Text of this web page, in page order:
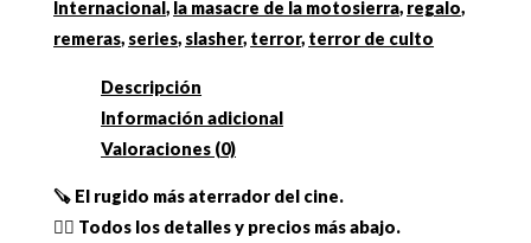
Values"
Internacional, la masacre de la motosierra, regalo,
remeras, series, slasher, terror, terror de culto
Descripción
Información adicional
Valoraciones (0)
🪚 El rugido más aterrador del cine.
👇🏼 Todos los detalles y precios más abajo.